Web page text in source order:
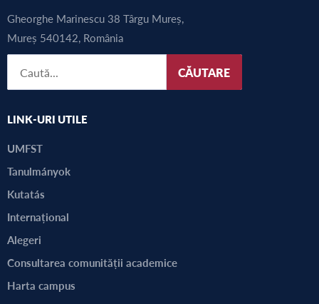
Gheorghe Marinescu 38 Târgu Mureș,
Mureș 540142, România
CĂUTARE
LINK-URI UTILE
UMFST
Tanulmányok
Kutatás
Internațional
Alegeri
Consultarea comunității academice
Harta campus